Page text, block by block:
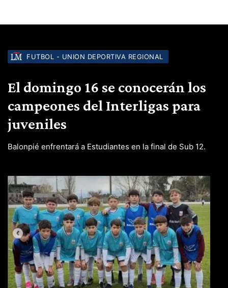
FUTBOL - UNION DEPORTIVA REGIONAL
El domingo 16 se conocerán los
campeones del Interligas para
juveniles
Balonpié enfrentará a Estudiantes en la final de Sub 12.